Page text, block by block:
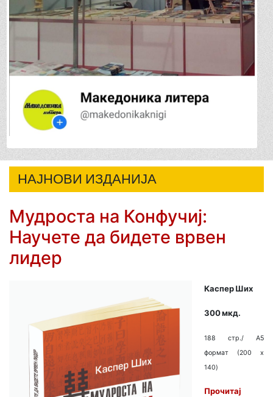
НАЈНОВИ ИЗДАНИЈА
Мудроста на Конфучиј:
Научете да бидете врвен
лидер
Каспер Ших
300 мкд.
188 стр./ A5
формат (200 x
140)
Прочитај